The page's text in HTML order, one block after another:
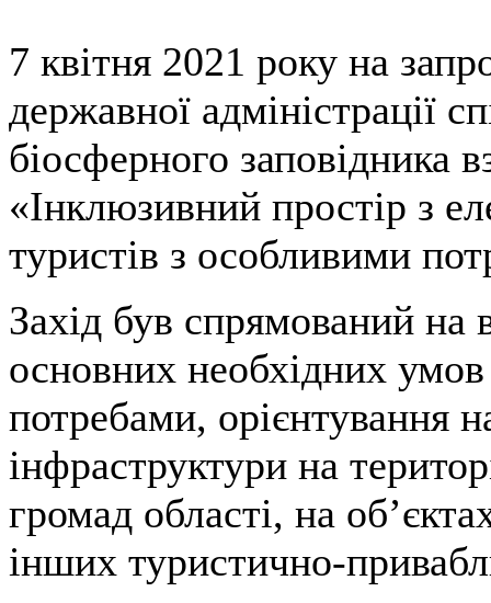
7 квітня 2021 року на
державної адміністрації
біосферного заповідника
«Інклюзивний простір з
туристів з особливими
Захід був спрямований на
основних необхідних
потребами, орієнтування
інфраструктури на
громад області, на
інших туристично-